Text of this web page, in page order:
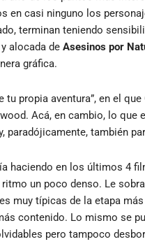
en casi ninguno los
terminan teniendo
alocada de Asesinos por
gráfica.
propia aventura”, en el
Acá, en cambio, lo que
también
haciendo en los últimos 4
un poco denso. Le
muy típicas de la etapa
contenido. Lo mismo se
pero tampoco